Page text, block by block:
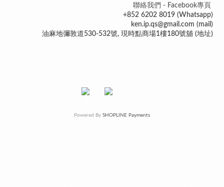
聯絡我們 - Facebook專頁
+852 6202 8019 (Whatsapp)
ken.ip.qs@gmail.com (mail)
油麻地彌敦道530-532號, 現時點商場1樓180號舖 (地址)
Powered By SHOPLINE Payments